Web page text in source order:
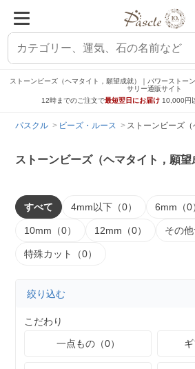
ストーンビーズ（ヘマタイト，願望成就）｜パワーストー
サリー通販サイト
12時までのご注文で最短翌日にお届け 10,000円
パスクル ビーズ・ルース ストーンビーズ（
ストーンビーズ（ヘマタイト，願望
すべて 4mm以下（0） 6mm（0
10mm（0） 12mm（0） その他
特殊カット（0）
絞り込む
こだわり
一点もの（0）